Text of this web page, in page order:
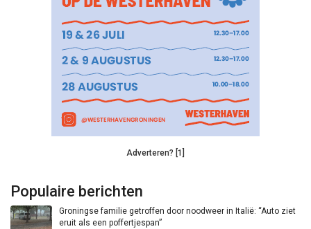
Adverteren? [1]
Populaire berichten
Groningse familie getroffen door noodweer in Italië: “Auto ziet
eruit als een poffertjespan”